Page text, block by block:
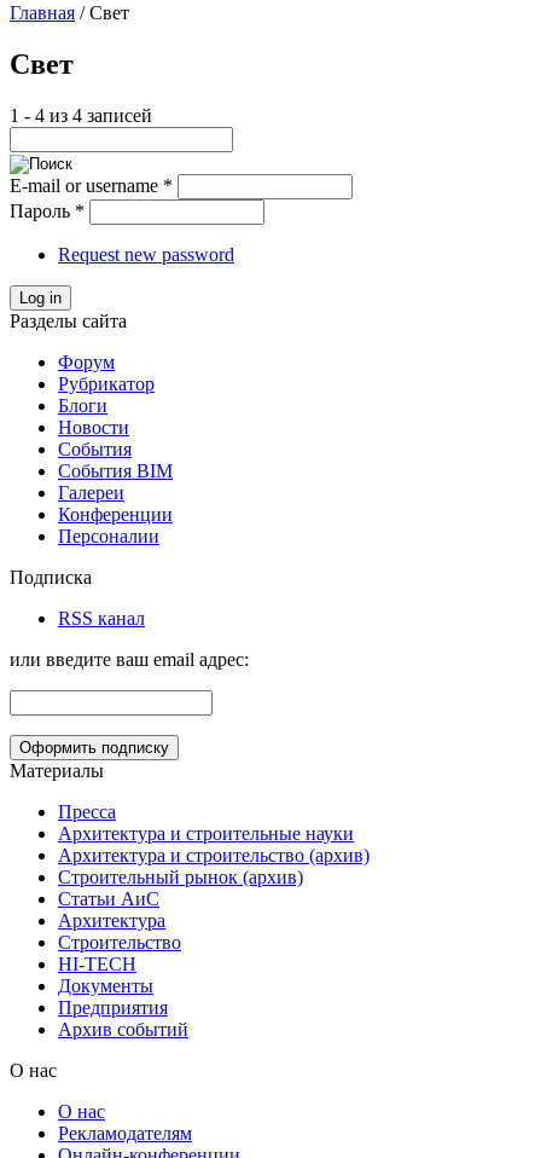
Главная / Свет
Свет
1 - 4 из 4 записей
E-mail or username *
Пароль *
Request new password
Log in
Разделы сайта
Форум
Рубрикатор
Блоги
Новости
События
События BIM
Галереи
Конференции
Персоналии
Подписка
RSS канал
или введите ваш email адрес:
Материалы
Пресса
Архитектура и строительные науки
Архитектура и строительство (архив)
Строительный рынок (архив)
Статьи АиС
Архитектура
Строительство
HI-TECH
Документы
Предприятия
Архив событий
О нас
О нас
Рекламодателям